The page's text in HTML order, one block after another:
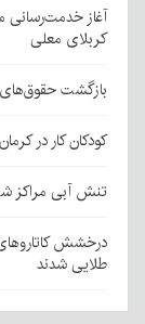
آغاز خدمت‌رسانی
کربلای معلی
بازگشت حقوق‌های
کودکان کار در کرمان ۳۰ درصد کمتر شدند
تنش آبی مراکز
درخشش کاتاروهای
طلایی شدند